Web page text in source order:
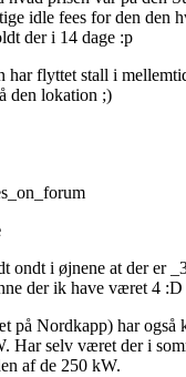
idle fees for den den
der i 14 dage :p
har flyttet stall i
den lokation ;)
ondt i øjnene at der er
der ik have været 4 :D
på Nordkapp) har også
Har selv været der i
af de 250 kW.